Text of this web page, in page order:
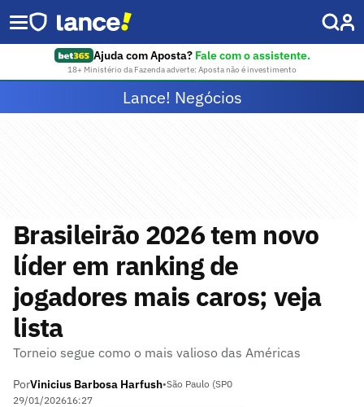
Ajuda com Aposta? Fale com o assistente.
18+ Ministério da Fazenda adverte: Aposta não é investimento
Lance! Negócios
Brasileirão 2026 tem novo
líder em ranking de
jogadores mais caros; veja
lista
Torneio segue como o mais valioso das Américas
PorVinicius Barbosa Harfush•São Paulo (SP0
29/01/202616:27